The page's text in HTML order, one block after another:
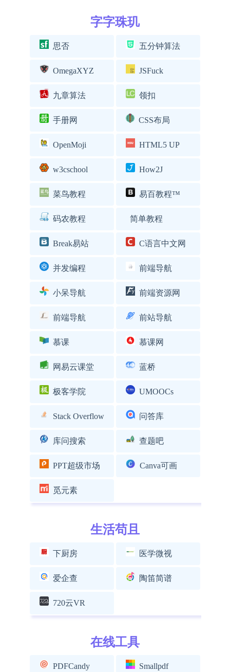
字字珠玑
思否 五分钟算法
OmegaXYZ JSFuck
九章算法 领扣
手册网 CSS布局
OpenMoji HTML5 UP
w3cschool How2J
菜鸟教程 易百教程™
码农教程 简单教程
Break易站 C语言中文网
并发编程 前端导航
小呆导航 前端资源网
前端导航 前站导航
慕课 慕课网
网易云课堂 蓝桥
极客学院 UMOOCs
Stack Overflow 问答库
库问搜索 查题吧
PPT超级市场 Canva可画
觅元素
生活苟且
下厨房 医学微视
爱企查 陶笛简谱
720云VR
在线工具
PDFCandy Smallpdf